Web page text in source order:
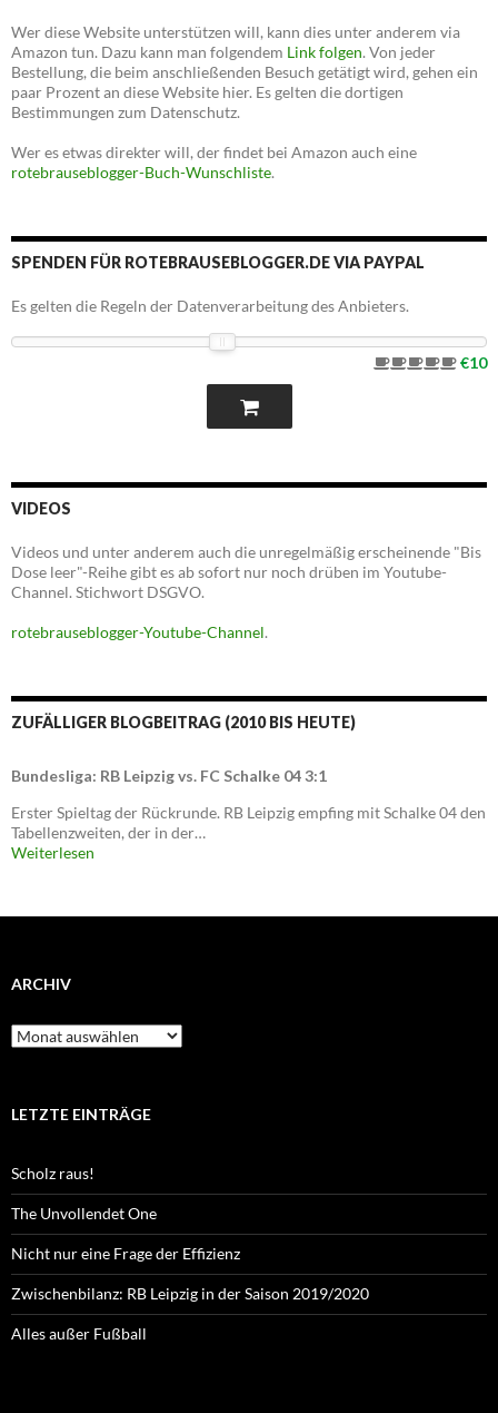
Wer diese Website unterstützen will, kann dies unter anderem via
Amazon tun. Dazu kann man folgendem Link folgen. Von jeder
Bestellung, die beim anschließenden Besuch getätigt wird, gehen ein
paar Prozent an diese Website hier. Es gelten die dortigen
Bestimmungen zum Datenschutz.
Wer es etwas direkter will, der findet bei Amazon auch eine
rotebrauseblogger-Buch-Wunschliste.
SPENDEN FÜR ROTEBRAUSEBLOGGER.DE VIA PAYPAL
Es gelten die Regeln der Datenverarbeitung des Anbieters.
€10
VIDEOS
Videos und unter anderem auch die unregelmäßig erscheinende "Bis
Dose leer"-Reihe gibt es ab sofort nur noch drüben im Youtube-
Channel. Stichwort DSGVO.
rotebrauseblogger-Youtube-Channel.
ZUFÄLLIGER BLOGBEITRAG (2010 BIS HEUTE)
Bundesliga: RB Leipzig vs. FC Schalke 04 3:1
Erster Spieltag der Rückrunde. RB Leipzig empfing mit Schalke 04 den
Tabellenzweiten, der in der…
Weiterlesen
ARCHIV
Archiv
LETZTE EINTRÄGE
Scholz raus!
The Unvollendet One
Nicht nur eine Frage der Effizienz
Zwischenbilanz: RB Leipzig in der Saison 2019/2020
Alles außer Fußball